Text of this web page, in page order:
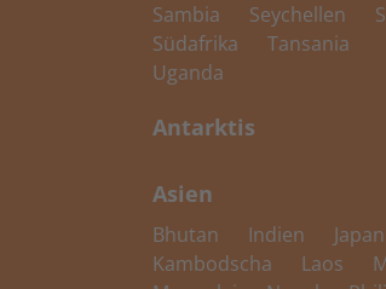
Sambia
Seychellen
Südafrika
Tansania
Uganda
Antarktis
Asien
Bhutan Indien
Japan
Kambodscha
Laos